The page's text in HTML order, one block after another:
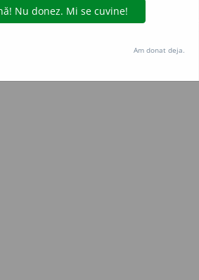
dexonline (https://dexonline.ro)
prin orice metode de extragere automată
seturilor de date oferite oficial spre utilizare
Hosterion
Am donat deja.